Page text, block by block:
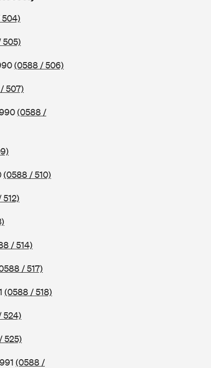
505)
(0588 / 506)
507)
(0588 /
(0588 / 510)
/ 514)
/ 517)
(0588 / 518)
524)
525)
(0588 /